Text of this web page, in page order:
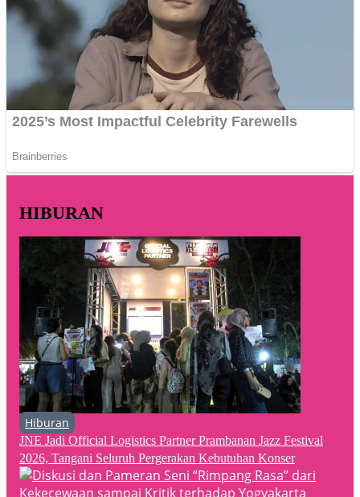
HIBURAN
Hiburan
JNE Jadi Official Logistics Partner Prambanan Jazz Festival
2026, Tangani Seluruh Pergerakan Kebutuhan Konser